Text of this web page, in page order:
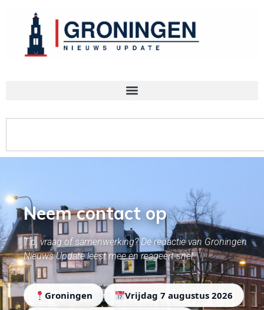
Neem contact op
Tip, vraag of samenwerking? De redactie van Groningen
Nieuws Update leest mee en reageert snel.
Groningen
Vrijdag 7 augustus 2026